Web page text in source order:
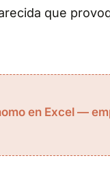
que
en Excel —